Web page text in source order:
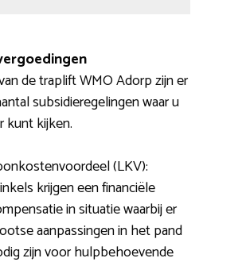
de traplift WMO Adorp zijn er
subsidieregelingen waar u
kunt kijken.
(LKV):
krijgen een financiële
in situatie waarbij er
aanpassingen in het pand
zijn voor hulpbehoevende